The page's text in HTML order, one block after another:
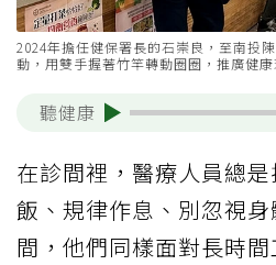
2024年擔任健保署長的石崇良，至南投
動，用雙手握著竹竿轉動圈圈，推廣健
聽健康
在診間裡，醫療人員總
飯、規律作息、別忽視
間，他們同樣面對長時